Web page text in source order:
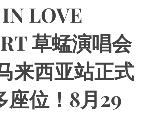
LOVE
草蜢演唱会
来西亚站正式
座位！8月29